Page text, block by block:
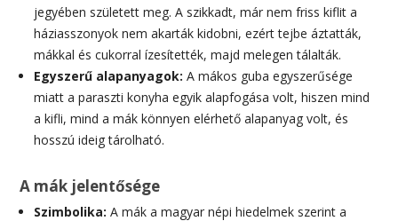
jegyében született meg. A szikkadt, már nem friss kiflit a
háziasszonyok nem akarták kidobni, ezért tejbe áztatták,
mákkal és cukorral ízesítették, majd melegen tálalták.
Egyszerű alapanyagok: A mákos guba egyszerűsége
miatt a paraszti konyha egyik alapfogása volt, hiszen mind
a kifli, mind a mák könnyen elérhető alapanyag volt, és
hosszú ideig tárolható.
A mák jelentősége
Szimbolika: A mák a magyar népi hiedelmek szerint a